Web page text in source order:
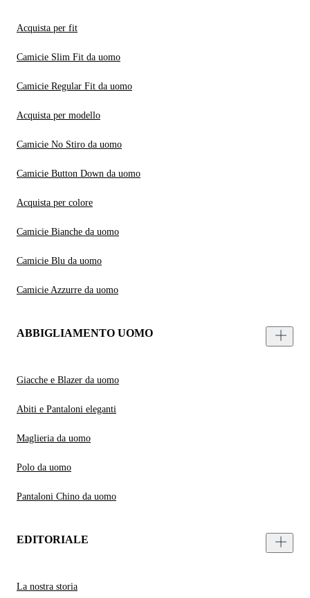
Acquista per fit
Camicie Slim Fit da uomo
Camicie Regular Fit da uomo
Acquista per modello
Camicie No Stiro da uomo
Camicie Button Down da uomo
Acquista per colore
Camicie Bianche da uomo
Camicie Blu da uomo
Camicie Azzurre da uomo
ABBIGLIAMENTO UOMO
Giacche e Blazer da uomo
Abiti e Pantaloni eleganti
Maglieria da uomo
Polo da uomo
Pantaloni Chino da uomo
EDITORIALE
La nostra storia